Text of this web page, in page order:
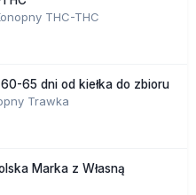
THC-THC
65 dni od kiełka do zbioru
Trawka
Marka z Własną